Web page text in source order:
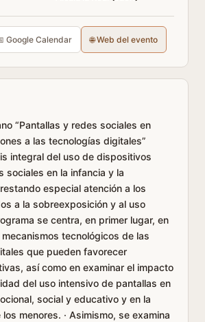
Google Calendar 🌐 Web del evento
“Pantallas y redes sociales en
a las tecnologías digitales”
integral del uso de dispositivos
sociales en la infancia y la
especial atención a los
a la sobreexposición y al uso
se centra, en primer lugar, en
tecnológicos de las
que pueden favorecer
así como en examinar el impacto
del uso intensivo de pantallas en
social y educativo y en la
menores. · Asimismo, se examina